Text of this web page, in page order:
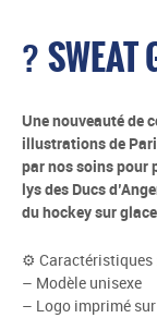
? SWEAT
Une nouveauté de
illustrations de
par nos soins pour
lys des Ducs
du hockey sur
⚙ Caractéristiques
– Modèle unisexe
– Logo imprimé